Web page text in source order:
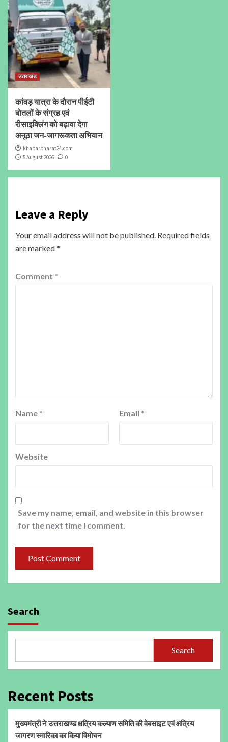
उत्तराखंड
कांवड़ यात्रा के दौरान पीईटी
बोतलों के संग्रह एवं
रीसाइक्लिंग को बढ़ावा देगा
अनूठा जन-जागरूकता अभियान
khabarbharat24.com
5 August 2026
0
Leave a Reply
Your email address will not be published. Required fields
are marked*
Comment *
Name * Email *
Website
Save my name, email, and website in this browser
for the next time I comment.
Search
Search
Recent Posts
मुख्यमंत्री ने उत्तराखण्ड क्षत्रिय कल्याण समिति की वेबसाइट एवं क्षत्रिय
जागरण स्मारिका का किया विमोचन